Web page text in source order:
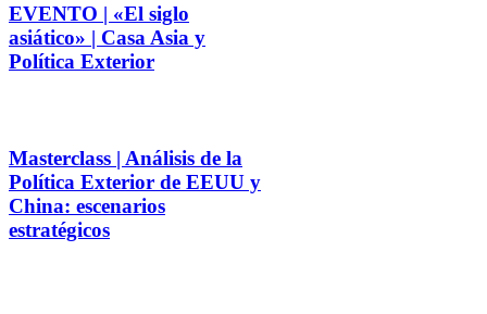
EVENTO | «El siglo
asiático» | Casa Asia y
Política Exterior
Masterclass | Análisis de la
Política Exterior de EEUU y
China: escenarios
estratégicos